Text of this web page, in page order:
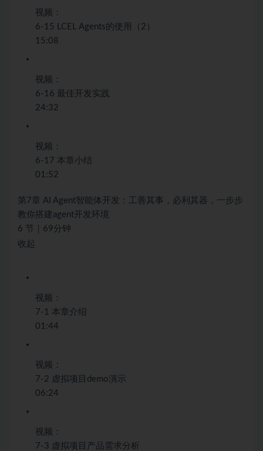
视频：
6-15 LCEL Agents的使用（2）
15:08
视频：
6-16 最佳开发实践
24:32
视频：
6-17 本章小结
01:52
第7章 AI Agent智能体开发：工善其事，必利其器，一步步
教你搭建agent开发环境
6 节｜69分钟
收起
视频：
7-1 本章介绍
01:44
视频：
7-2 虚拟项目demo演示
06:24
视频：
7-3 虚拟项目产品需求分析